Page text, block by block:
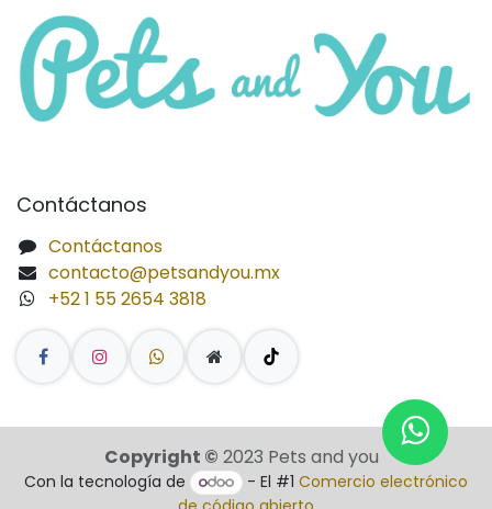
Contáctanos
Contáctanos
contacto@petsandyou.mx
+52 1 55 2654 3818
Copyright © 2023 Pets and you
Con la tecnología de - El #1Comercio electrónico